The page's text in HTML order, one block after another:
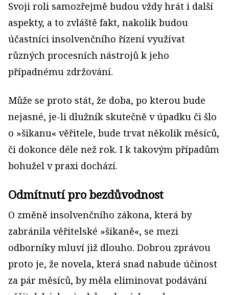
Svoji roli samozřejmě budou vždy hrát i další
aspekty, a to zvláště fakt, nakolik budou
účastníci insolvenčního řízení využívat
různých procesních nástrojů k jeho
případnému zdržování.
Může se proto stát, že doba, po kterou bude
nejasné, je-li dlužník skutečně v úpadku či šlo
o »šikanu« věřitele, bude trvat několik měsíců,
či dokonce déle než rok. I k takovým případům
bohužel v praxi dochází.
Odmítnutí pro bezdůvodnost
O změně insolvenčního zákona, která by
zabránila věřitelské »šikaně«, se mezi
odborníky mluví již dlouho. Dobrou zprávou
proto je, že novela, která snad nabude účinost
za pár měsíců, by měla eliminovat podávání